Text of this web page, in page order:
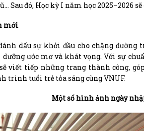
Sau đó, Học kỳ I năm học 2025–2026
mới
dấu sự khởi đầu cho chặng
ước mơ và khát vọng. Với sự
viết tiếp những trang thành công,
trình tuổi trẻ tỏa sáng cùng VNUF.
Một số hình ảnh ngày